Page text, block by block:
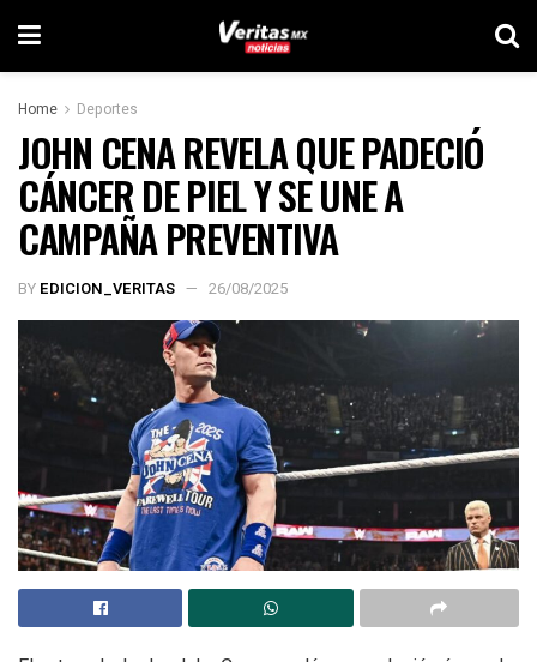
Home Deportes
JOHN CENA REVELA QUE PADECIÓ
CÁNCER DE PIEL Y SE UNE A
CAMPAÑA PREVENTIVA
BY EDICION_VERITAS 26/08/2025